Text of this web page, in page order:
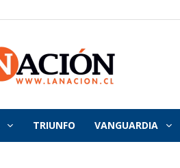
La
TRIUNFO VANGUARDIA